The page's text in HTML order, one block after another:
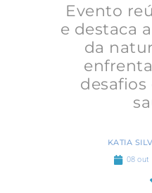
Evento
e destaca
da
KATIA
08 out